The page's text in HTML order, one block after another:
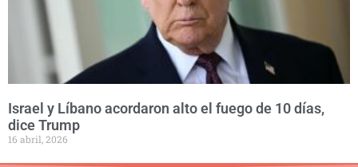
Israel y Líbano acordaron alto el fuego de 10 días,
dice Trump
16 abril, 2026